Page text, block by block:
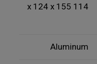
114 x 124 x 155
Aluminum